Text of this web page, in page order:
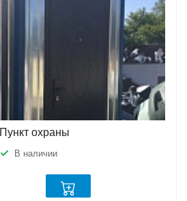
Пункт охраны
В наличии